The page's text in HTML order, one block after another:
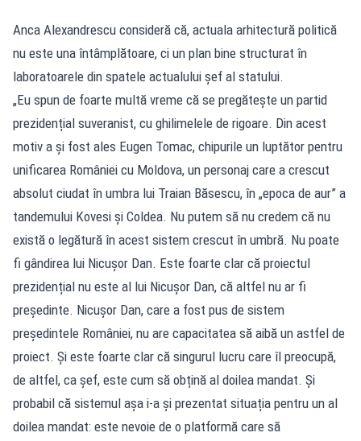
Anca Alexandrescu consideră că, actuala arhitectură politică
nu este una întâmplătoare, ci un plan bine structurat în
laboratoarele din spatele actualului șef al statului.
„Eu spun de foarte multă vreme că se pregătește un partid
prezidențial suveranist, cu ghilimelele de rigoare. Din acest
motiv a și fost ales Eugen Tomac, chipurile un luptător pentru
unificarea României cu Moldova, un personaj care a crescut
absolut ciudat în umbra lui Traian Băsescu, în „epoca de aur” a
tandemului Kovesi și Coldea. Nu putem să nu credem că nu
există o legătură în acest sistem crescut în umbră. Nu poate
fi gândirea lui Nicușor Dan. Este foarte clar că proiectul
prezidențial nu este al lui Nicușor Dan, că altfel nu ar fi
președinte. Nicușor Dan, care a fost pus de sistem
președintele României, nu are capacitatea să aibă un astfel de
proiect. Și este foarte clar că singurul lucru care îl preocupă,
de altfel, ca șef, este cum să obțină al doilea mandat. Și
probabil că sistemul așa i-a și prezentat situația pentru un al
doilea mandat: este nevoie de o platformă care să